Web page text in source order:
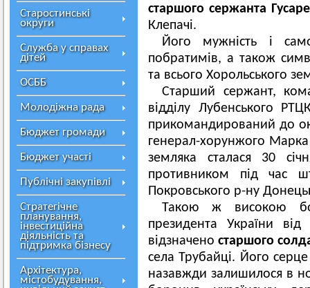
Старостинські
округи
Служба у справах
дітей
ОСББ
Молодіжна рада
Бюджет громади
Бюджет участі
Публічні закупівлі
Стратегічне
планування,
інвестиційна
діяльність та
підтримка бізнесу
Архітектура,
містобудування,
старшого сержанта
Клепачі.
Його мужність і
побратимів, а також
та всього Хорольського
Старший сержант,
відділу Лубенського
прикомандирований до
генерал-хорунжого Марка
земляка сталася 30
противником під час
Покровського р-ну
Такою ж високою
президента України
відзначено старшого
села Трубайці. Його
назавжди залишилося в